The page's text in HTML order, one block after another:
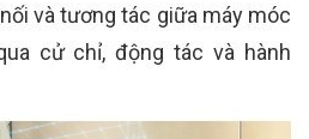
và tương tác giữa máy móc
cử chỉ, động tác và hành